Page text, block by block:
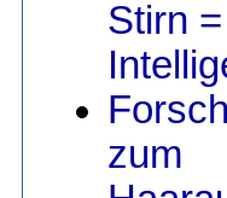
Stirn =
zum